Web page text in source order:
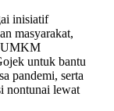
inisiatif
masyarakat,
UMKM
untuk bantu
pandemi, serta
nontunai lewat